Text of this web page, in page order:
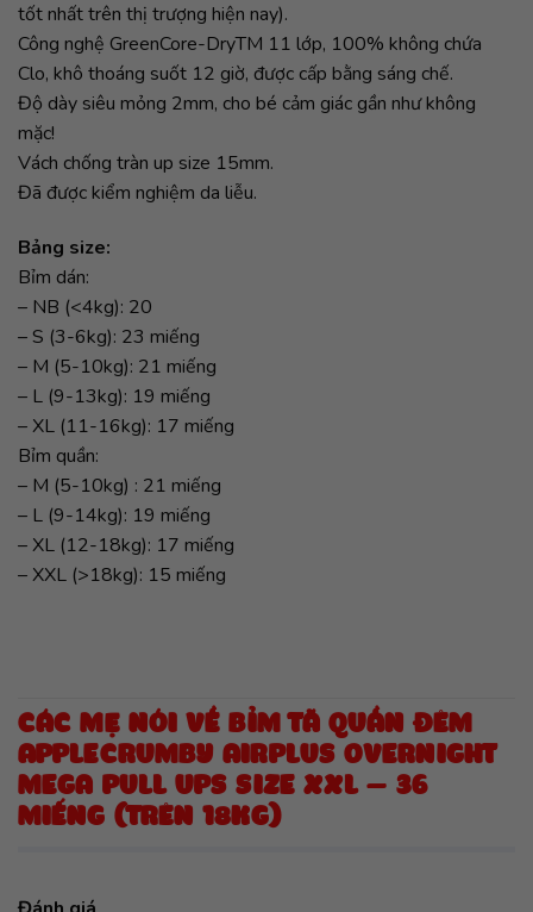
tốt nhất trên thị trượng hiện nay).
Công nghệ GreenCore-DryTM 11 lớp, 100% không chứa
Clo, khô thoáng suốt 12 giờ, được cấp bằng sáng chế.
Độ dày siêu mỏng 2mm, cho bé cảm giác gần như không
mặc!
Vách chống tràn up size 15mm.
Đã được kiểm nghiệm da liễu.
Bảng size:
Bỉm dán:
– NB (<4kg): 20
– S (3-6kg): 23 miếng
– M (5-10kg): 21 miếng
– L (9-13kg): 19 miếng
– XL (11-16kg): 17 miếng
Bỉm quần:
– M (5-10kg) : 21 miếng
– L (9-14kg): 19 miếng
– XL (12-18kg): 17 miếng
– XXL (>18kg): 15 miếng
CÁC MẸ NÓI VỀ BỈM TÃ QUẦN ĐÊM
APPLECRUMBY AIRPLUS OVERNIGHT
MEGA PULL UPS SIZE XXL – 36
MIẾNG (TRÊN 18KG)